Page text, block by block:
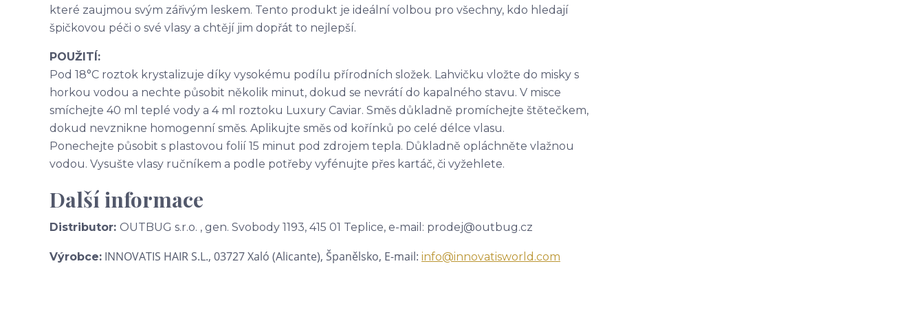
které zaujmou svým zářivým leskem. Tento produkt je ideální volbou pro všechny, kdo hledají
špičkovou péči o své vlasy a chtějí jim dopřát to nejlepší.
POUŽITÍ:
Pod 18°C roztok krystalizuje díky vysokému podílu přírodních složek. Lahvičku vložte do misky s
horkou vodou a nechte působit několik minut, dokud se nevrátí do kapalného stavu. V misce
smíchejte 40 ml teplé vody a 4 ml roztoku Luxury Caviar. Směs důkladně promíchejte štětečkem,
dokud nevznikne homogenní směs. Aplikujte směs od kořínků po celé délce vlasu.
Ponechejte působit s plastovou folií 15 minut pod zdrojem tepla. Důkladně opláchněte vlažnou
vodou. Vysušte vlasy ručníkem a podle potřeby vyfénujte přes kartáč, či vyžehlete.
Další informace
Distributor: OUTBUG s.r.o. , gen. Svobody 1193, 415 01 Teplice, e-mail: prodej@outbug.cz
Výrobce: INNOVATIS HAIR S.L., 03727 Xaló (Alicante), Španělsko, E-mail: info@innovatisworld.com